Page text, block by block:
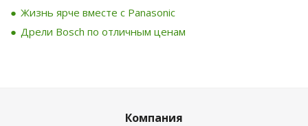
Жизнь ярче вместе с Panasonic
Дрели Bosch по отличным ценам
Компания